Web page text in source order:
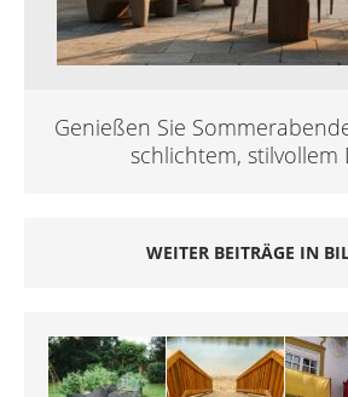
Genießen Sie
schlichtem, stilvollem
WEITER BEITRÄGE IN